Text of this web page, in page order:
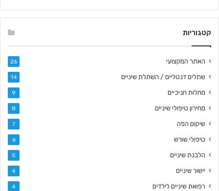
קטגוריות
האתר המקצועי 26
שתלים דנטליים / השתלת שיניים 14
מחלות חניכיים 9
מחירון טיפולי שיניים 8
שיקום הפה 7
טיפולי שורש 6
הלבנת שיניים 5
יישור שיניים 4
רפואת שיניים לילדים 4